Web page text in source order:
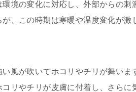
環境の変化に対応し、外部からの刺
が、この時期は寒暖や温度変化が
い風が吹いてホコリやチリが舞いま
コリやチリが皮膚に付着し、さらに